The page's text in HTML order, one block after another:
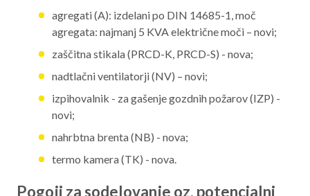
agregati (A): izdelani po DIN 14685-1, moč
agregata: najmanj 5 KVA električne moči – novi;
zaščitna stikala (PRCD-K, PRCD-S) - nova;
nadtlačni ventilatorji (NV) – novi;
izpihovalnik - za gašenje gozdnih požarov (IZP) -
novi;
nahrbtna brenta (NB) - nova;
termo kamera (TK) - nova.
Pogoji za sodelovanje oz. potencialni